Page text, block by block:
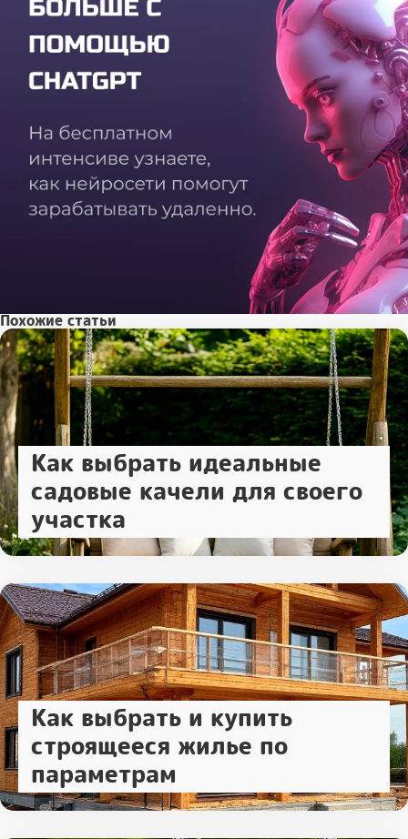
Похожие статьи
Как выбрать идеальные
садовые качели для своего
участка
Как выбрать и купить
строящееся жилье по
параметрам